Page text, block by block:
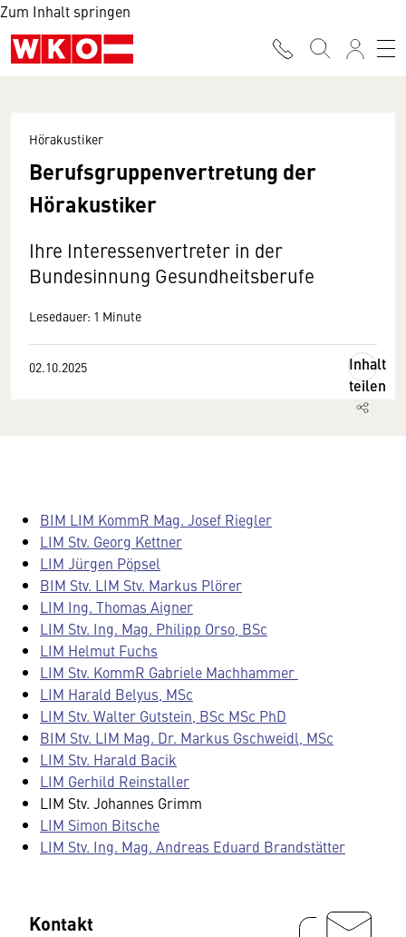
Zum Inhalt springen
Hörakustiker
Berufsgruppenvertretung der
Hörakustiker
Ihre Interessenvertreter in der
Bundesinnung Gesundheitsberufe
Lesedauer: 1 Minute
02.10.2025
Inhalt
teilen
BIM LIM KommR Mag. Josef Riegler
LIM Stv. Georg Kettner
LIM Jürgen Pöpsel
BIM Stv. LIM Stv. Markus Plörer
LIM Ing. Thomas Aigner
LIM Stv. Ing. Mag. Philipp Orso, BSc
LIM Helmut Fuchs
LIM Stv. KommR Gabriele Machhammer
LIM Harald Belyus, MSc
LIM Stv. Walter Gutstein, BSc MSc PhD
BIM Stv. LIM Mag. Dr. Markus Gschweidl, MSc
LIM Stv. Harald Bacik
LIM Gerhild Reinstaller
LIM Stv. Johannes Grimm
LIM Simon Bitsche
LIM Stv. Ing. Mag. Andreas Eduard Brandstätter
Kontakt